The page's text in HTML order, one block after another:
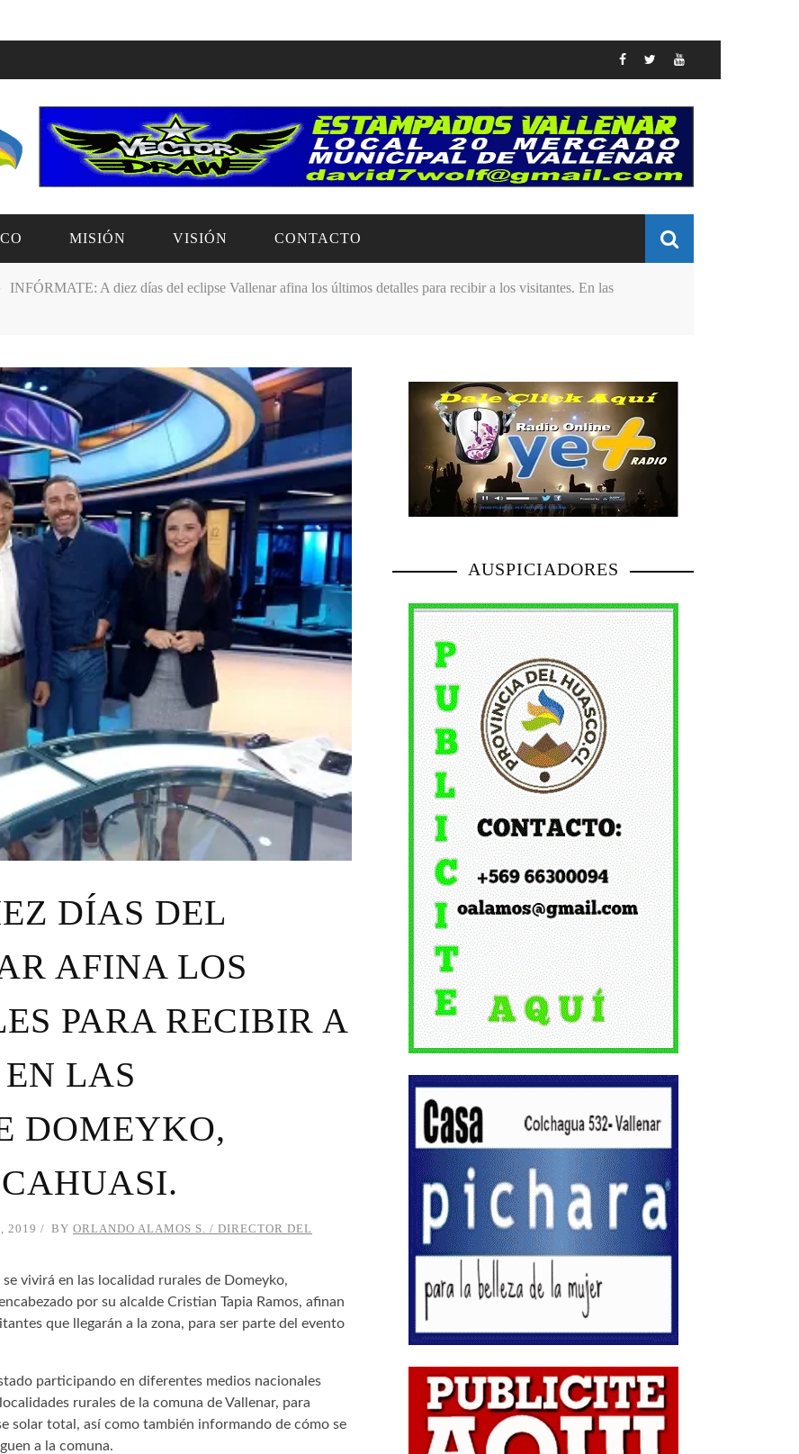
MISIÓN VISIÓN CONTACTO
INFÓRMATE: A diez días del eclipse Vallenar afina los últimos detalles para recibir a los visitantes. En las
DÍAS DEL
AFINA LOS
PARA RECIBIR A
LAS
DOMEYKO,
2019 BY ORLANDO ALAMOS S. / DIRECTOR DEL
vivirá en las localidad rurales de Domeyko,
por su alcalde Cristian Tapia Ramos, afinan
que llegarán a la zona, para ser parte del evento
participando en diferentes medios nacionales
rurales de la comuna de Vallenar, para
solar total, así como también informando de cómo se
a la comuna.
AUSPICIADORES